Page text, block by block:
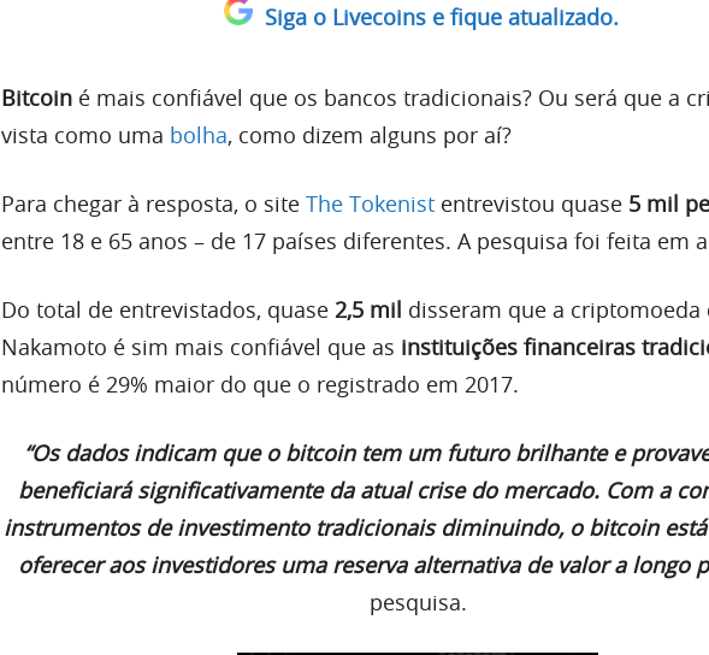
Siga o Livecoins e fique atualizado.
Bitcoin é mais confiável que os bancos tradicionais? Ou será que a
vista como uma bolha, como dizem alguns por aí?
Para chegar à resposta, o site The Tokenist entrevistou quase 5 mil
entre 18 e 65 anos – de 17 países diferentes. A pesquisa foi feita em
Do total de entrevistados, quase 2,5 mil disseram que a criptomoeda
Nakamoto é sim mais confiável que as instituições financeiras
número é 29% maior do que o registrado em 2017.
“Os dados indicam que o bitcoin tem um futuro brilhante e
beneficiará significativamente da atual crise do mercado. Com a
instrumentos de investimento tradicionais diminuindo, o bitcoin
oferecer aos investidores uma reserva alternativa de valor a longo
pesquisa.